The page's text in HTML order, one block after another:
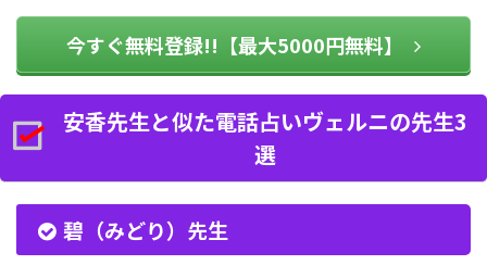
今すぐ無料登録!!【最大5000円無料】
安香先生と似た電話占いヴェルニの先生3
選
碧（みどり）先生